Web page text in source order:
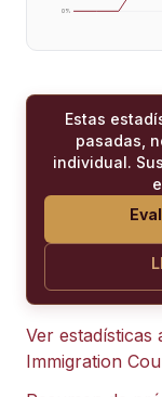
0%
Estas
pasadas,
individual.
Ver estadísticas
Immigration